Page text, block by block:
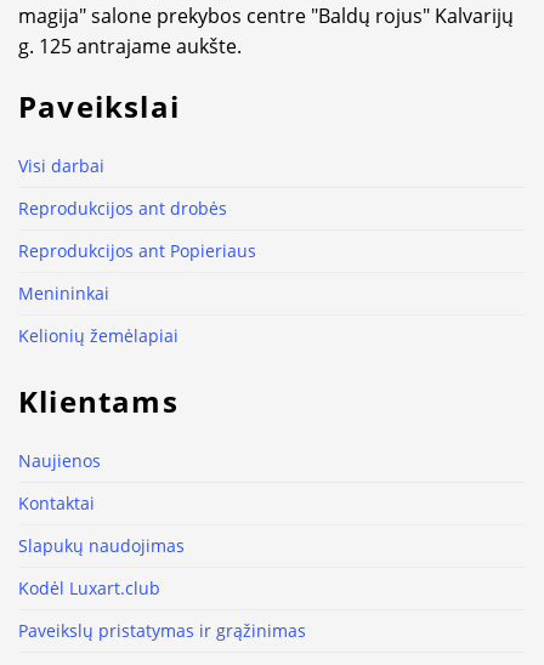
magija" salone prekybos centre "Baldų rojus" Kalvarijų
g. 125 antrajame aukšte.
Paveikslai
Visi darbai
Reprodukcijos ant drobės
Reprodukcijos ant Popieriaus
Menininkai
Kelionių žemėlapiai
Klientams
Naujienos
Kontaktai
Slapukų naudojimas
Kodėl Luxart.club
Paveikslų pristatymas ir grąžinimas